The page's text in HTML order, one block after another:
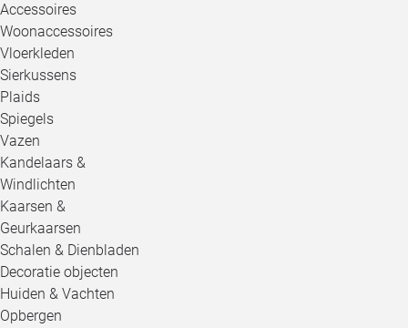
Accessoires
Woonaccessoires
Vloerkleden
Sierkussens
Plaids
Spiegels
Vazen
Kandelaars &
Windlichten
Kaarsen &
Geurkaarsen
Schalen & Dienbladen
Decoratie objecten
Huiden & Vachten
Opbergen